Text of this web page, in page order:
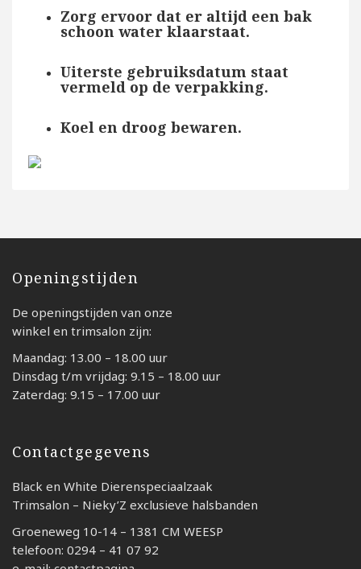
Zorg ervoor dat er altijd een bak
schoon water klaarstaat.
Uiterste gebruiksdatum staat
vermeld op de verpakking.
Koel en droog bewaren.
Openingstijden
De openingstijden van onze
winkel en trimsalon zijn:
Maandag: 13.00 – 18.00 uur
Dinsdag t/m vrijdag: 9.15 – 18.00 uur
Zaterdag: 9.15 – 17.00 uur
Contactgegevens
Black en White Dierenspeciaalzaak
Trimsalon – Nieky’Z exclusieve halsbanden
Groeneweg 10-14 – 1381 CM WEESP
telefoon: 0294 – 41 07 92